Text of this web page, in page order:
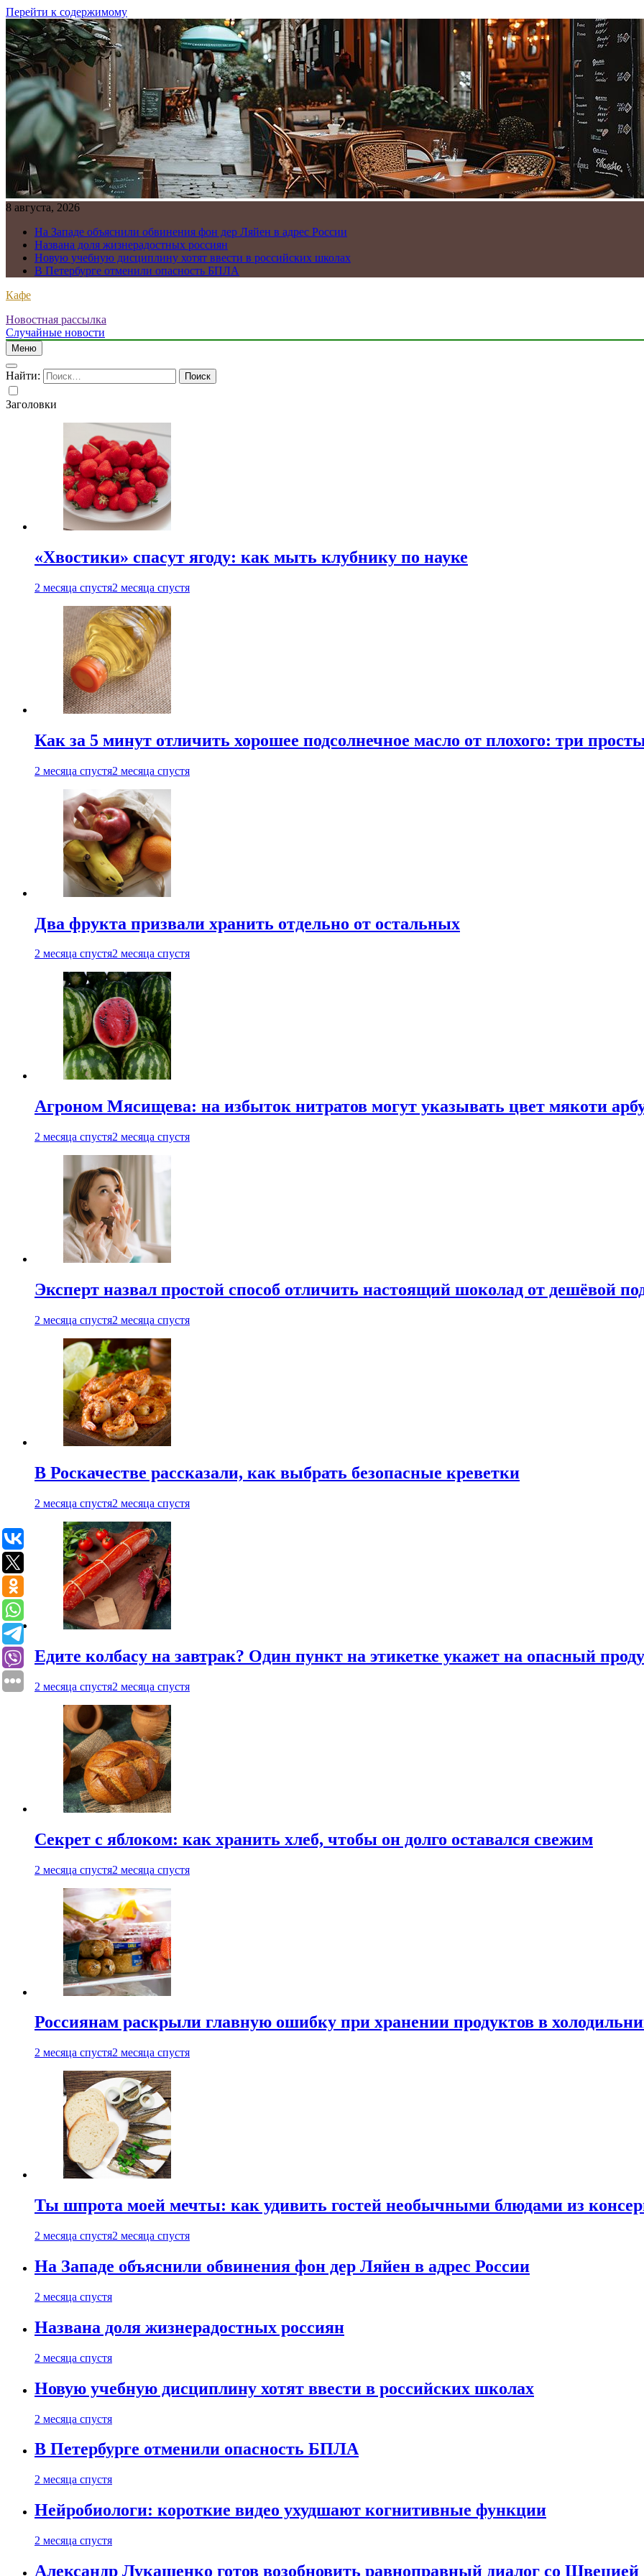
Перейти к содержимому
8 августа, 2026
На Западе объяснили обвинения фон дер Ляйен в адрес России
Названа доля жизнерадостных россиян
Новую учебную дисциплину хотят ввести в российских школах
В Петербурге отменили опасность БПЛА
Кафе
Новостная рассылка
Случайные новости
Меню
Найти:
Заголовки
«Хвостики» спасут ягоду: как мыть клубнику по науке
2 месяца спустя2 месяца спустя
Как за 5 минут отличить хорошее подсолнечное масло от плохого: три
2 месяца спустя2 месяца спустя
Два фрукта призвали хранить отдельно от остальных
2 месяца спустя2 месяца спустя
Агроном Мясищева: на избыток нитратов могут указывать цвет мякоти
2 месяца спустя2 месяца спустя
Эксперт назвал простой способ отличить настоящий шоколад от дешёвой
2 месяца спустя2 месяца спустя
В Роскачестве рассказали, как выбрать безопасные креветки
2 месяца спустя2 месяца спустя
Едите колбасу на завтрак? Один пункт на этикетке укажет на опасный
2 месяца спустя2 месяца спустя
Секрет с яблоком: как хранить хлеб, чтобы он долго оставался свежим
2 месяца спустя2 месяца спустя
Россиянам раскрыли главную ошибку при хранении продуктов в
2 месяца спустя2 месяца спустя
Ты шпрота моей мечты: как удивить гостей необычными блюдами из
2 месяца спустя2 месяца спустя
На Западе объяснили обвинения фон дер Ляйен в адрес России
2 месяца спустя
Названа доля жизнерадостных россиян
2 месяца спустя
Новую учебную дисциплину хотят ввести в российских школах
2 месяца спустя
В Петербурге отменили опасность БПЛА
2 месяца спустя
Нейробиологи: короткие видео ухудшают когнитивные функции
2 месяца спустя
Александр Лукашенко готов возобновить равноправный диалог со Швецией